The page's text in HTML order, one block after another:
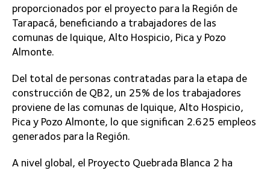
proporcionados por el proyecto para la Región de
Tarapacá, beneficiando a trabajadores de las
comunas de Iquique, Alto Hospicio, Pica y Pozo
Almonte.
Del total de personas contratadas para la etapa de
construcción de QB2, un 25% de los trabajadores
proviene de las comunas de Iquique, Alto Hospicio,
Pica y Pozo Almonte, lo que significan 2.625 empleos
generados para la Región.
A nivel global, el Proyecto Quebrada Blanca 2 ha